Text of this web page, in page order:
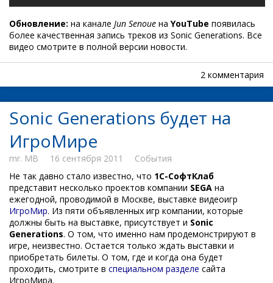
Обновление: на канале Jun Senoue на YouTube появилась
более качественная запись треков из Sonic Generations. Все
видео смотрите в полной версии новости.
2 комментария
Sonic Generations будет на
ИгроМире
mr. MB 16 сентября 2011
События
Не так давно стало известно, что 1С-СофтКлаб
представит несколько проектов компании SEGA на
ежегодной, проводимой в Москве, выставке видеоигр
ИгроМир. Из пяти объявленных игр компании, которые
должны быть на выставке, присутствует и Sonic
Generations. О том, что именно нам продемонстрируют в
игре, неизвестно. Остается только ждать выставки и
приобретать билеты. О том, где и когда она будет
проходить, смотрите в специальном разделе сайта
ИгроМира.